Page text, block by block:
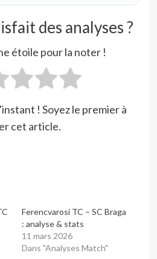
des analyses ?
étoile pour la noter !
! Soyez le premier à
cet article.
Ferencvarosi TC – SC Braga
: analyse & stats
11 mars 2026
Dans "Analyses Match"